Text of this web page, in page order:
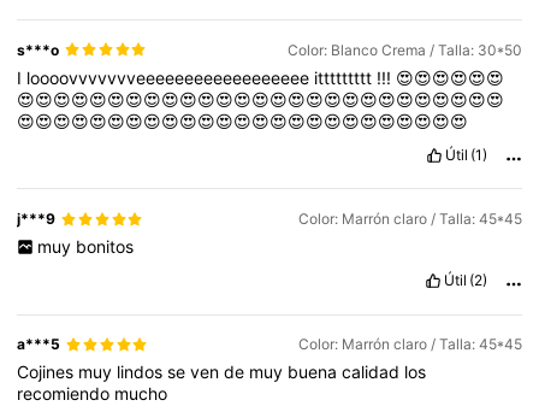
s***o Color: Blanco Crema / Talla: 30*50
I loooovvvvvvveeeeeeeeeeeeeeeeee ittttttttt !!! 😍😍😍😍😍😍
😍😍😍😍😍😍😍😍😍😍😍😍😍😍😍😍😍😍😍😍😍😍😍😍😍😍😍
😍😍😍😍😍😍😍😍😍😍😍😍😍😍😍😍😍😍😍😍😍😍😍😍😍
Útil (1)
j***9 Color: Marrón claro / Talla: 45*45
muy bonitos
Útil (2)
a***5 Color: Marrón claro / Talla: 45*45
Cojines muy lindossevende muy buenacalidad los
recomiendo mucho